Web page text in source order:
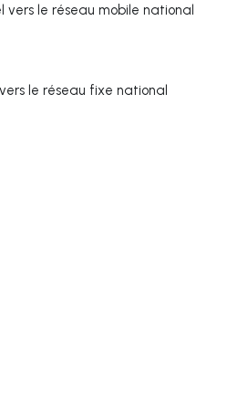
vers le réseau mobile national
le réseau fixe national